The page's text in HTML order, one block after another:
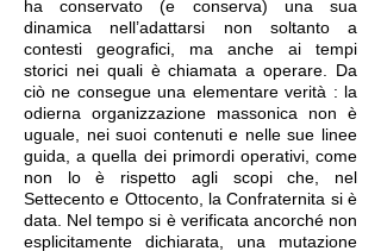
ha conservato (e conserva) una sua
dinamica nell’adattarsi non soltanto a
contesti geografici, ma anche ai tempi
storici nei quali è chiamata a operare. Da
ciò ne consegue una elementare verità : la
odierna organizzazione massonica non è
uguale, nei suoi contenuti e nelle sue linee
guida, a quella dei primordi operativi, come
non lo è rispetto agli scopi che, nel
Settecento e Ottocento, la Confraternita si è
data. Nel tempo si è verificata ancorché non
esplicitamente dichiarata, una mutazione